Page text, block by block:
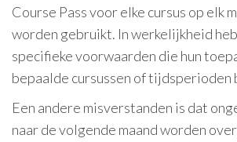
Course Pass voor elke cursus op elk
worden gebruikt. In werkelijkheid
specifieke voorwaarden die hun
bepaalde cursussen of tijdsperioden
Een andere misverstanden is dat
naar de volgende maand worden